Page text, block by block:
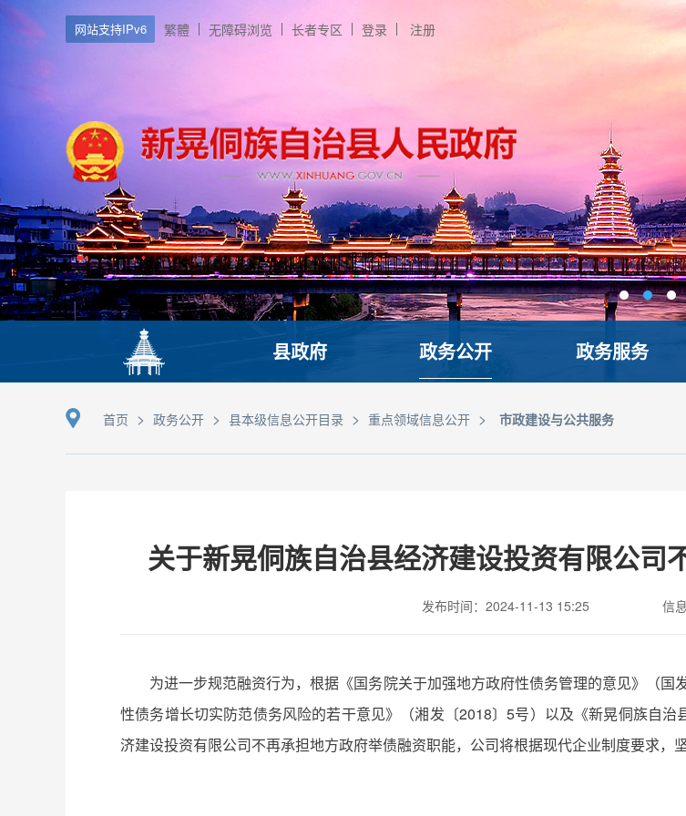
网站支持IPv6 繁體 无障碍浏览 长者专区 登录 注册
县政府 政务公开 政务服务
首页 > 政务公开 > 县本级信息公开目录 > 重点领域信息公开 > 市政建设与公共服务
关于新晃侗族自治县经济建设投资有限公司
发布时间：2024-11-13 15:25 信
为进一步规范融资行为，根据《国务院关于加强地方政府性债务管理的意见》（
性债务增长切实防范债务风险的若干意见》（湘发〔2018〕5号）以及《新晃侗族自
济建设投资有限公司不再承担地方政府举债融资职能，公司将根据现代企业制度要求